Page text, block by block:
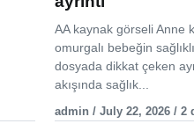
AA kaynak görseli Anne
omurgalı bebeğin
dosyada dikkat çeken
akışında sağlık...
admin / July 22, 2026 / 2